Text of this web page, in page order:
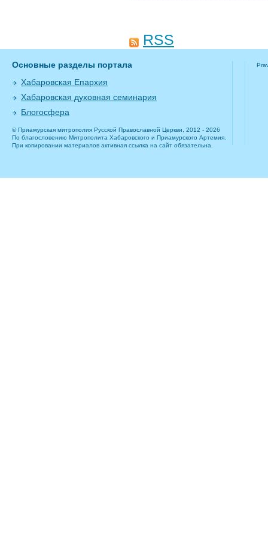
RSS
Основные разделы портала
Хабаровская Епархия
Хабаровская духовная семинария
Блогосфера
© Приамурская митрополия Русской Православной Церкви, 2012 - 2026
По благословению Митрополита Хабаровского и Приамурского Артемия.
При копировании материалов активная ссылка на сайт обязательна.